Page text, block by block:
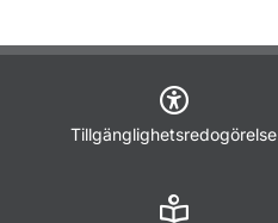
Tillgänglighetsredogörelse